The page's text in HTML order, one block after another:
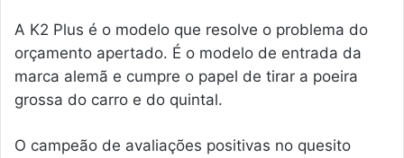
A K2 Plus é o modelo que resolve o problema do
orçamento apertado. É o modelo de entrada da
marca alemã e cumpre o papel de tirar a poeira
grossa do carro e do quintal.
O campeão de avaliações positivas no quesito